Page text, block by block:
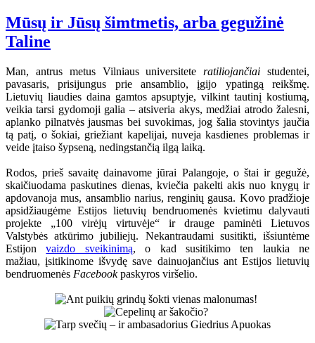
Mūsų ir Jūsų šimtmetis, arba gegužinė
Taline
Man, antrus metus Vilniaus universiteteratiliojančiai studentei,
pavasaris, prisijungus prie ansamblio, įgijo ypatingą reikšmę.
Lietuvių liaudies daina gamtos apsuptyje, vilkint tautinį kostiumą,
veikia tarsi gydomoji galia – atsiveria akys, medžiai atrodo žalesni,
aplanko pilnatvės jausmas bei suvokimas, jog šalia stovintys jaučia
tą patį, o šokiai, griežiant kapelijai, nuveja kasdienes problemas ir
veide įtaiso šypseną, nedingstančią ilgą laiką.
Rodos, prieš savaitę dainavome jūrai Palangoje, o štai ir gegužė,
skaičiuodama paskutines dienas, kviečia pakelti akis nuo knygų ir
apdovanoja mus, ansamblio narius, renginių gausa. Kovo pradžioje
apsidžiaugėme Estijos lietuvių bendruomenės kvietimu dalyvauti
projekte „100 virėjų virtuvėje“ ir drauge paminėti Lietuvos
Valstybės atkūrimo jubiliejų. Nekantraudami susitikti, išsiuntėme
Estijonvaizdo sveikinimą, o kad susitikimo ten laukia ne
mažiau, įsitikinome išvydę save dainuojančius ant Estijos lietuvių
bendruomenės Facebookpaskyros viršelio.